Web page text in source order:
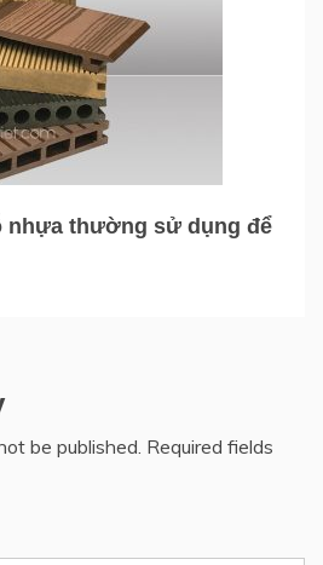
nhựa thường sử dụng để
be published. Required fields